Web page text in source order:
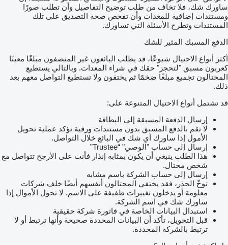
ساورك شك، فلا تخاف من طلب توضيح التفاصيل وأن تطلب صورًا
ومستندات إضافية للمعدات وأن تفحص صحة التصديق على تلك
المستندات وتطرح الأسئلة التي تساورك.
الدفع المسبك المثير للشك
أكثر أنواع الاحتيال شيوعًا، قد يطلب البائعون غير المنصفون مبلغًا معينًا
كعربون مسبق "لتحجز" حقك في شراء المعدات. وبالتالي يستطيع
المحتالون تجميع مبلغًا ضخمًا ثم يختفون ولا تستطيع التواصل معهم بعد
ذلك.
قد تشتمل أنواع الاحتيال المتنوعة على:
إرسال الدفعة المسبقة إلى البطاقة
لا تقم بالدفع المسبق بدون مستندات ورقية تؤكد عملية تحويل
الأمول إذا ساورك أي شك في البائع خلال التواصل.
إرسال إلى حساب "الوصي" “Trustee”
هذا الطلب ينبغي أن يكون بمثابه إنذار فأنت على الأرجح تتواصل مع
شخص محتال.
إرسال إلى حساب الشركة باسم مشابه
توخّ الحذر، فقد يختفي المحتالون أنفسهم أيضًا خلف شركات
معلومة أو يدخلون تغييرات طفيفة على الاسم. لا تحول الأموال إذا
ساورك شك في اسم الشركة.
استبدال البيانات الخاصة في فاتورة شركة حقيقية
قبل التحويل، تأكد أن البيانات المحددة صحيحة وأنها ترتبط أو لا
ترتبط بالشركة المحددة.